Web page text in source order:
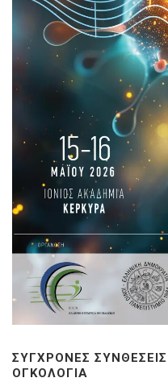
ΣΎΓΧΡΟΝΕΣ
ΟΓΚΟΛΟΓΊΑ